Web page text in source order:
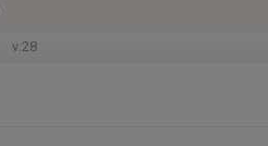
v.28